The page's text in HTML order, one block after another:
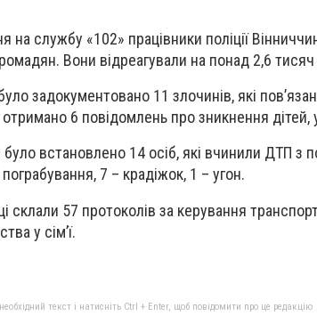
на службу «102» працівники поліції
Вони відреагували на понад 2,6
задокументовано 11 злочинів, які
6 повідомлень про зникнення дітей,
встановлено 14 осіб, які вчинили ДТП з
7 – крадіжок, 1 – угон.
склали 57 протоколів за керування
у сім’ї.
текст і натисніть Ctrl + Enter, щоб повідомити про це редакцію